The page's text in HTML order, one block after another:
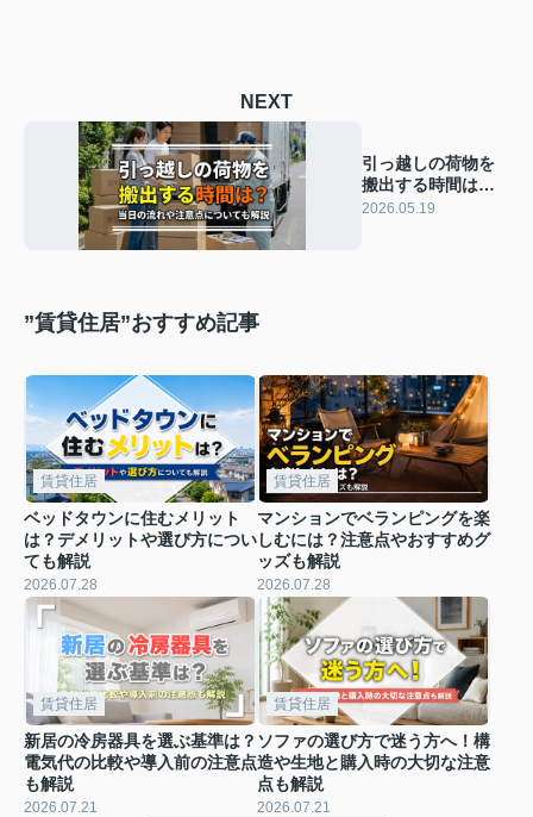
NEXT
引っ越しの荷物を
搬出する時間は？
当日の流れや注意
2026.05.19
”賃貸住居”おすすめ記事
賃貸住居
ベッドタウンに住むメリット
は？デメリットや選び方につい
ても解説
2026.07.28
賃貸住居
マンションでベランピングを楽
しむには？注意点やおすすめグ
ッズも解説
2026.07.28
賃貸住居
新居の冷房器具を選ぶ基準は？
電気代の比較や導入前の注意点
も解説
2026.07.21
賃貸住居
ソファの選び方で迷う方へ！構
造や生地と購入時の大切な注意
点も解説
2026.07.21